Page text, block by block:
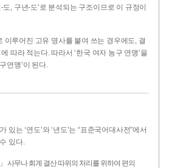
도, 구년-­도’로 분석되는 구조이므로 이 규정이
이루어진 고유 명사를 붙여 쓰는 경우에도, 결
따라 적는다. 따라서 ‘한국 여자 농구 연맹’을
연맹’이 된다.
있는 ‘연도’와 ‘년도’는 “표준국어대사전”에서
있다.
」 사무나 회계 결산 따위의 처리를 위하여 편의